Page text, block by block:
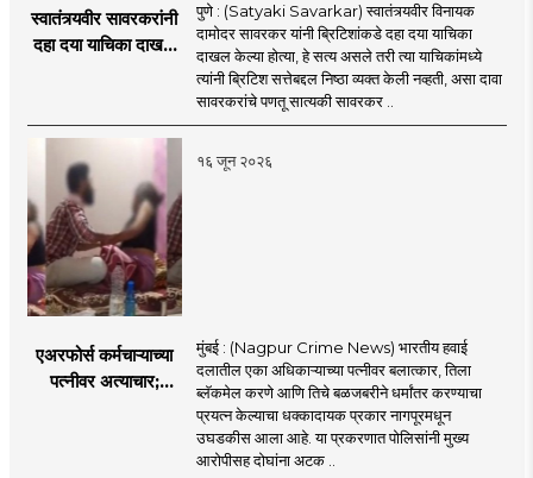
स्वातंत्र्यवीर सावरकरांनी
दहा दया याचिका दाखल
निष्ठा व्यक्त केली नाही’!
पणतू सात्यकी सावरकर
यांनी न्यायालयात सादर
केला दावा
पुणे : (Satyaki Savarkar) स्वातंत्र्यवीर विनायक
दामोदर सावरकर यांनी ब्रिटिशांकडे दहा दया याचिका
दाखल केल्या होत्या, हे सत्य असले तरी त्या याचिकांमध्ये
त्यांनी ब्रिटिश सत्तेबद्दल निष्ठा व्यक्त केली नव्हती, असा दावा
सावरकरांचे पणतू सात्यकी सावरकर ..
१६ जून २०२६
एअरफोर्स कर्मचाऱ्याच्या
पत्नीवर अत्याचार;
मुंबई : (Nagpur Crime News) भारतीय हवाई
दलातील एका अधिकाऱ्याच्या पत्नीवर बलात्कार, तिला
ब्लॅकमेल करणे आणि तिचे बळजबरीने धर्मांतर करण्याचा
प्रयत्न केल्याचा धक्कादायक प्रकार नागपूरमधून
उघडकीस आला आहे. या प्रकरणात पोलिसांनी मुख्य
आरोपीसह दोघांना अटक ..